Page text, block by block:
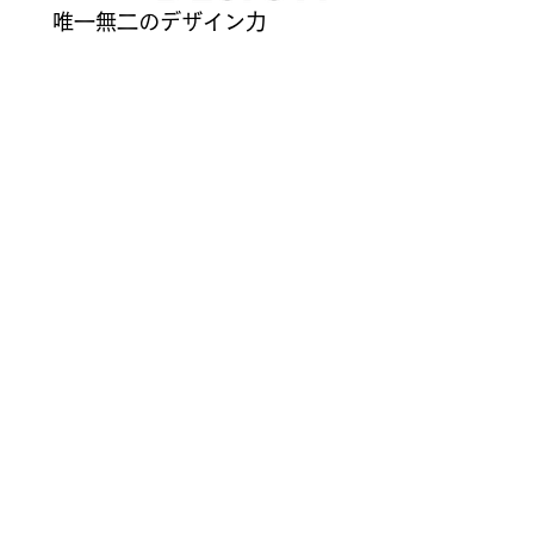
唯一無二のデザイン力